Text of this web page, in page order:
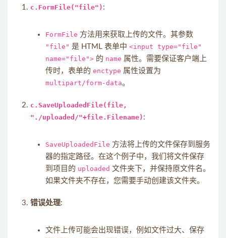
c.FormFile("file") :
FormFile 方法用来获取上传的文件。其参数
"file" 是 HTML 表单中 <input type="file"
name="file"> 的 name 属性。需要保证客户端上
传时，表单的 enctype 属性设置为
multipart/form-data。
c.SaveUploadedFile(file,
"./uploaded/"+file.Filename) :
SaveUploadedFile 方法将上传的文件保存到服务
器的指定路径。在这个例子中，我们将文件保存
到项目的 uploaded 文件夹下，并保持原文件名。
如果文件夹不存在，您需要手动创建该文件夹。
错误处理:
文件上传可能会出现错误，例如文件过大、保存